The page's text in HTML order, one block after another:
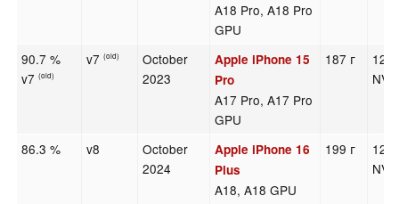
A18 Pro, A18 Pro
GPU
90.7 %
v7(old)
v7(old)
October
2023
Apple iPhone 15
Pro
A17 Pro, A17 Pro
GPU
187 г
128
86.3 % v8
October
2024
Apple iPhone 16
Plus
A18, A18 GPU
199 г
128